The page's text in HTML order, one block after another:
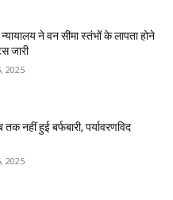
ने वन सीमा स्तंभों के लापता होने
जारी
2025
नहीं हुई बर्फबारी, पर्यावरणविद
2025